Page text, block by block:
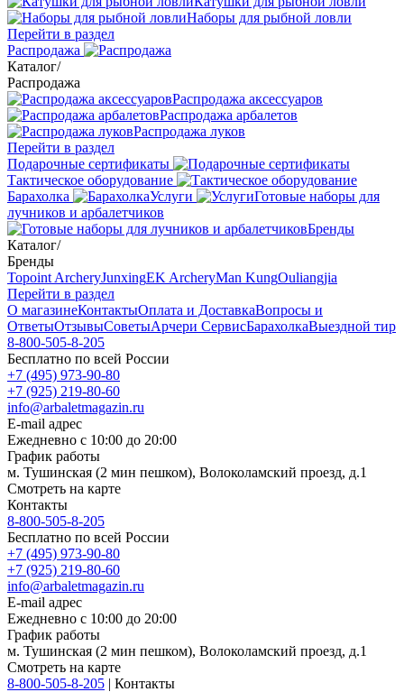
Наборы для рыбной ловли
Перейти в раздел
Распродажа
Каталог/
Распродажа
Распродажа аксессуаров
Распродажа арбалетов
Распродажа луков
Перейти в раздел
Подарочные сертификаты
Тактическое оборудование
Барахолка
Услуги
Готовые наборы для
лучников и арбалетчиков
Бренды
Каталог/
Бренды
Topoint ArcheryJunxingEK ArcheryMan KungOuliangjia
Перейти в раздел
О магазинеКонтактыОплата и ДоставкаВопросы и
ОтветыОтзывыСоветыАрчери СервисБарахолкаВыездной тир
8-800-505-8-205
Бесплатно по всей России
+7 (495) 973-90-80
+7 (925) 219-80-60
info@arbaletmagazin.ru
E-mail адрес
Ежедневно с 10:00 до 20:00
График работы
м. Тушинская (2 мин пешком), Волоколамский проезд, д.1
Смотреть на карте
Контакты
8-800-505-8-205
Бесплатно по всей России
+7 (495) 973-90-80
+7 (925) 219-80-60
info@arbaletmagazin.ru
E-mail адрес
Ежедневно с 10:00 до 20:00
График работы
м. Тушинская (2 мин пешком), Волоколамский проезд, д.1
Смотреть на карте
8-800-505-8-205 | Контакты